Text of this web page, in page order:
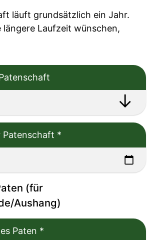
läuft grundsätzlich ein Jahr.
längere Laufzeit wünschen,
Patenschaft *
(für
Aushang)
Paten *